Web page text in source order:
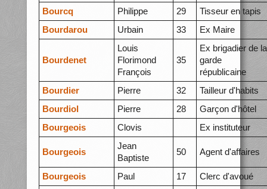
Bourcq
Philippe 29
Tisseur en tapis
Bourdarou
Urbain 33 Ex Maire
Bourdenet
Louis
Florimond
François
35
Ex brigadier de la
garde
républicaine
Bourdier
Pierre 32
Tailleur d'habits
Bourdiol
Pierre 28
Garçon d'hôtel
Bourgeois
Clovis Ex instituteur
Bourgeois
Jean
Baptiste
50 Agent d'affaires
Bourgeois Paul 17 Clerc d'avoué